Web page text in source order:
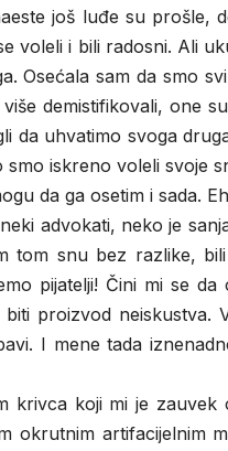
još luđe su prošle,
voleli i bili radosni. Ali
Osećala sam da smo
demistifikovali, one
da uhvatimo svoga
iskreno voleli svoje
da ga osetim i sada.
advokati, neko je
tom snu bez razlike,
pijatelji! Čini mi se
proizvod neiskustva.
I mene tada
krivca koji mi je
okrutnim artifacijelnim